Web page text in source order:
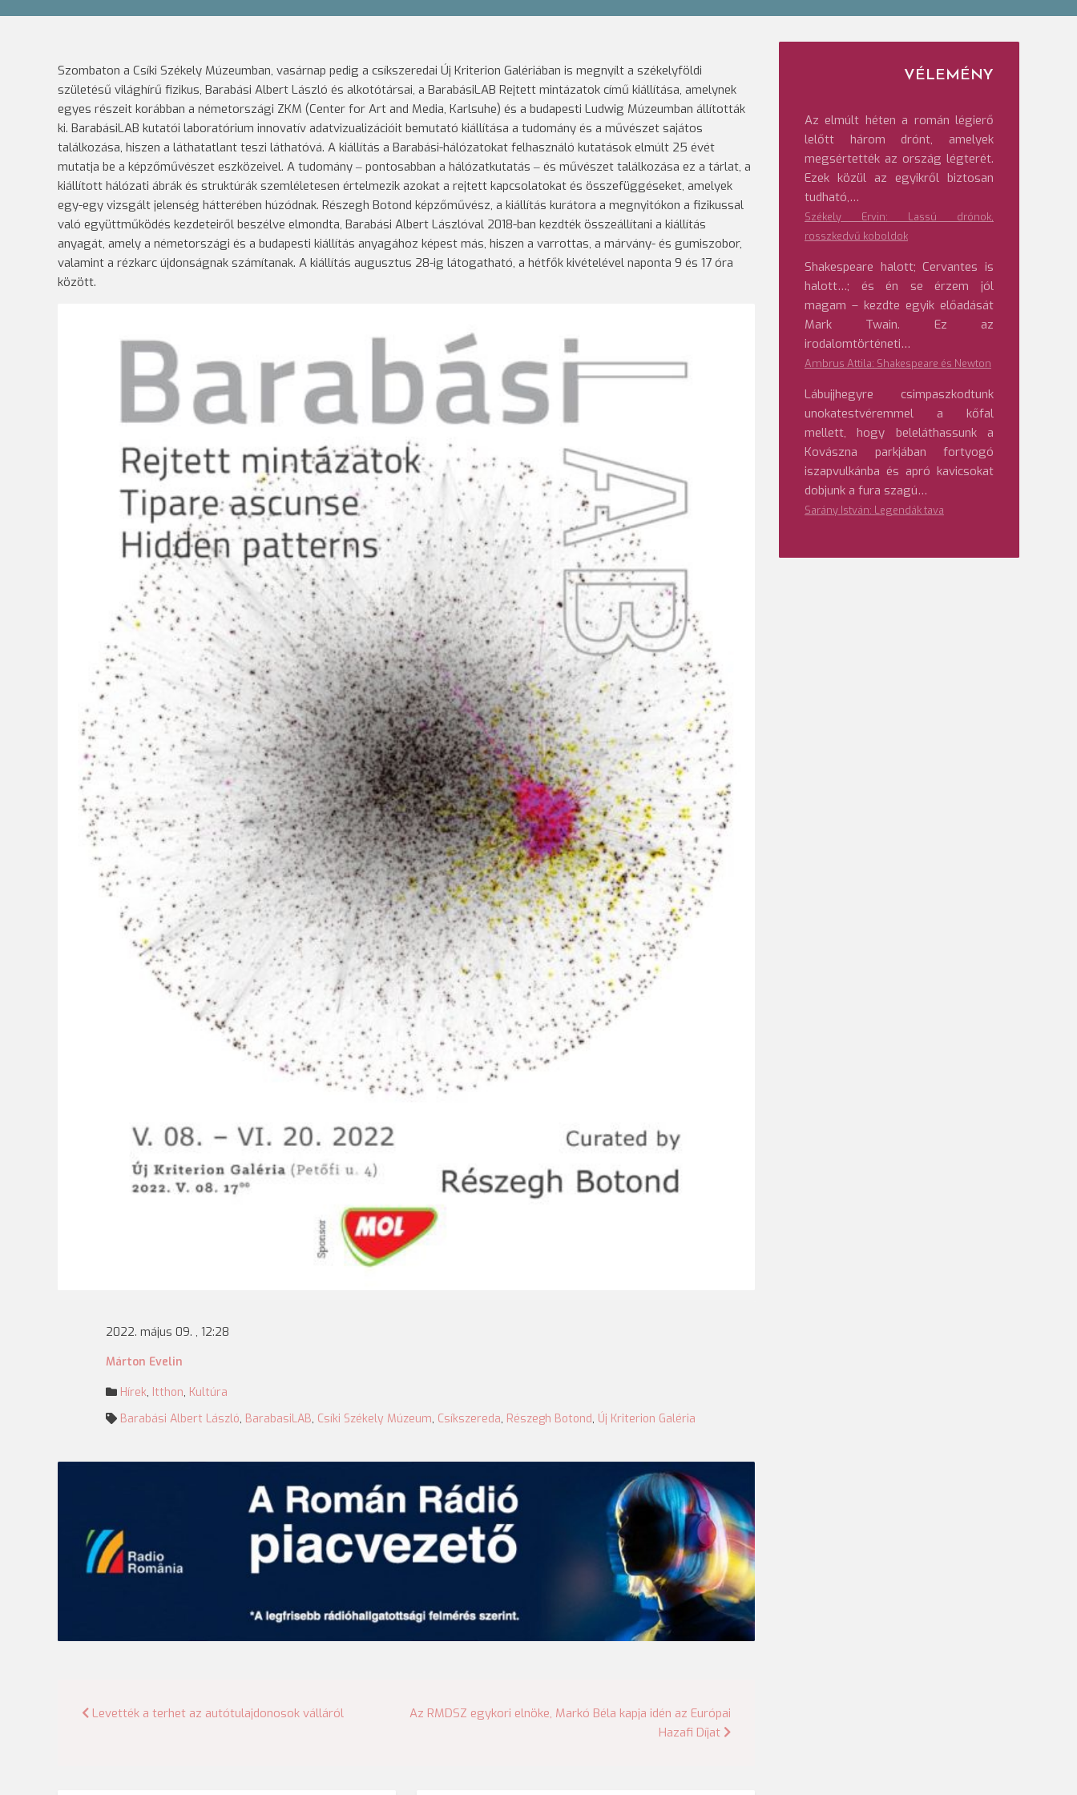
Szombaton a Csíki Székely Múzeumban, vasárnap pedig a csíkszeredai Új Kriterion Galériában is megnyílt a székelyföldi
születésű világhírű fizikus, Barabási Albert László és alkotótársai, a BarabásiLAB Rejtett mintázatok című kiállítása, amelynek
egyes részeit korábban a németországi ZKM (Center for Art and Media, Karlsuhe) és a budapesti Ludwig Múzeumban állították
ki. BarabásiLAB kutatói laboratórium innovatív adatvizualizációit bemutató kiállítása a tudomány és a művészet sajátos
találkozása, hiszen a láthatatlant teszi láthatóvá. A kiállítás a Barabási-hálózatokat felhasználó kutatások elmúlt 25 évét
mutatja be a képzőművészet eszközeivel. A tudomány ‒ pontosabban a hálózatkutatás ‒ és művészet találkozása ez a tárlat, a
kiállított hálózati ábrák és struktúrák szemléletesen értelmezik azokat a rejtett kapcsolatokat és összefüggéseket, amelyek
egy-egy vizsgált jelenség hátterében húzódnak. Részegh Botond képzőművész, a kiállítás kurátora a megnyitókon a fizikussal
való együttműködés kezdeteiről beszélve elmondta, Barabási Albert Lászlóval 2018-ban kezdték összeállítani a kiállítás
anyagát, amely a németországi és a budapesti kiállítás anyagához képest más, hiszen a varrottas, a márvány- és gumiszobor,
valamint a rézkarc újdonságnak számítanak. A kiállítás augusztus 28-ig látogatható, a hétfők kivételével naponta 9 és 17 óra
között.
2022. május 09. , 12:28
Márton Evelin
Hírek, Itthon, Kultúra
Barabási Albert László, BarabasiLAB, Csíki Székely Múzeum, Csíkszereda, Részegh Botond, Új Kriterion Galéria
Bejegyzés
Levették a terhet az autótulajdonosok válláról
Az RMDSZ egykori elnöke, Markó Béla kapja idén az Európai
Hazafi Díjat
VÉLEMÉNY
Az elmúlt héten a román légierő
lelőtt három drónt, amelyek
megsértették az ország légterét.
Ezek közül az egyikről biztosan
tudható,…
Székely Ervin: Lassú drónok,
rosszkedvű koboldok
Shakespeare halott; Cervantes is
halott…; és én se érzem jól
magam – kezdte egyik előadását
Mark Twain. Ez az
irodalomtörténeti…
Ambrus Attila: Shakespeare és Newton
Lábujjhegyre csimpaszkodtunk
unokatestvéremmel a kőfal
mellett, hogy beleláthassunk a
Kovászna parkjában fortyogó
iszapvulkánba és apró kavicsokat
dobjunk a fura szagú…
Sarány István: Legendák tava